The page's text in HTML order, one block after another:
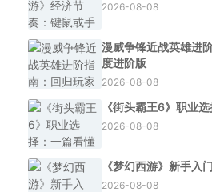
2026-08-08
漫威争锋近战英雄进
度进阶版
2026-08-08
《街头霸王6》职业
2026-08-08
《梦幻西游》新手入
2026-08-08